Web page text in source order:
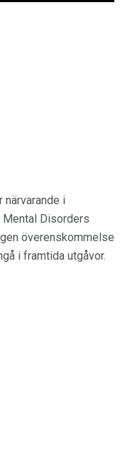
närvarande i
Disorders
överenskommelse
i framtida utgåvor.